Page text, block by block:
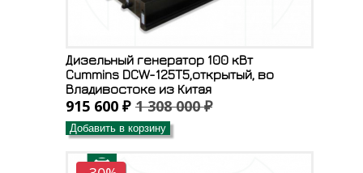
Дизельный генератор 100 кВт
Cummins DCW-125T5,открытый, во
Владивостоке из Китая
915 600 ₽ 1 308 000 ₽
Добавить в корзину